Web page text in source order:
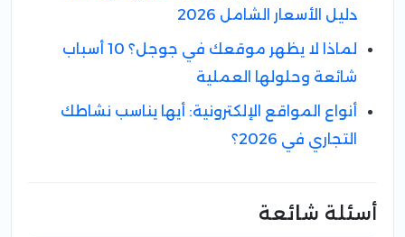
دليل الأسعار الشامل 2026
لماذا لا يظهر موقعك في جوجل؟ 10 أسباب
شائعة وحلولها العملية
أنواع المواقع الإلكترونية: أيها يناسب نشاطك
التجاري في 2026؟
أسئلة شائعة